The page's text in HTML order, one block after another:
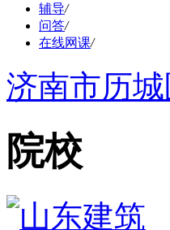
辅导/
问答/
在线网课/
济南市历
院校